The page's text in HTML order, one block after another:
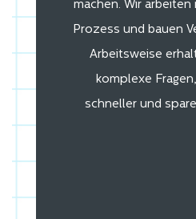
machen. Wir
Prozess und bauen
Arbeitsweise
komplexe
schneller und